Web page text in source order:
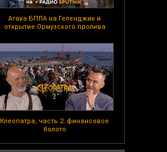
Атака БПЛА на Геленджик и
открытие Ормузского пролива
Клеопатра, часть 2: финансовое
болото